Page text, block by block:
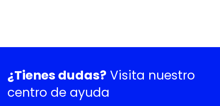
¿Tienes dudas? Visita nuestro
centro de ayuda